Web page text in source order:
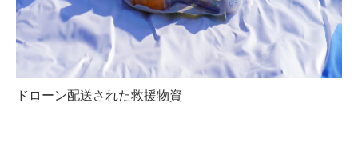
ドローン配送された救援物資